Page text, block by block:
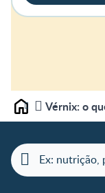
Home Vérnix: o